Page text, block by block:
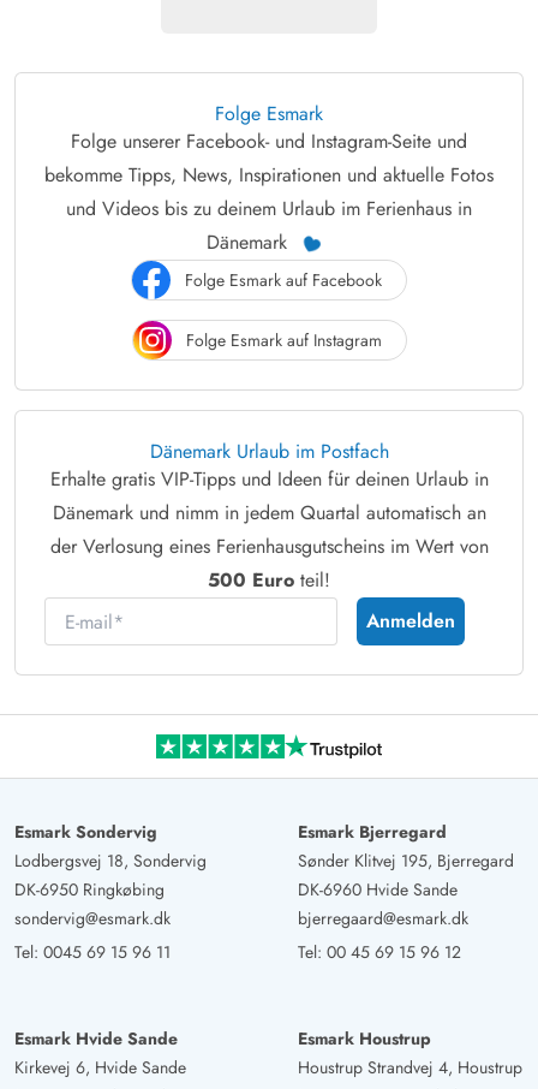
Folge Esmark
Folge unserer Facebook- und Instagram-Seite und
bekomme Tipps, News, Inspirationen und aktuelle Fotos
und Videos bis zu deinem Urlaub im Ferienhaus in
Dänemark
Folge Esmark auf Facebook
Folge Esmark auf Instagram
Dänemark Urlaub im Postfach
Erhalte gratis VIP-Tipps und Ideen für deinen Urlaub in
Dänemark und nimm in jedem Quartal automatisch an
der Verlosung eines Ferienhausgutscheins im Wert von
500 Euro teil!
E-mail
Anmelden
Esmark Sondervig
Lodbergsvej 18, Sondervig
DK-6950 Ringkøbing
sondervig@esmark.dk
Tel: 0045 69 15 96 11
Esmark Bjerregard
Sønder Klitvej 195, Bjerregard
DK-6960 Hvide Sande
bjerregaard@esmark.dk
Tel: 00 45 69 15 96 12
Esmark Hvide Sande
Kirkevej 6, Hvide Sande
Esmark Houstrup
Houstrup Strandvej 4, Houstrup